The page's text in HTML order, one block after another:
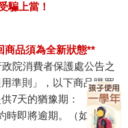
騙上當！
商品須為全新狀態**
院消費者保護處公告之
準則」，以下商品購買
7天的猶豫期：
時即將逾期。（如：生